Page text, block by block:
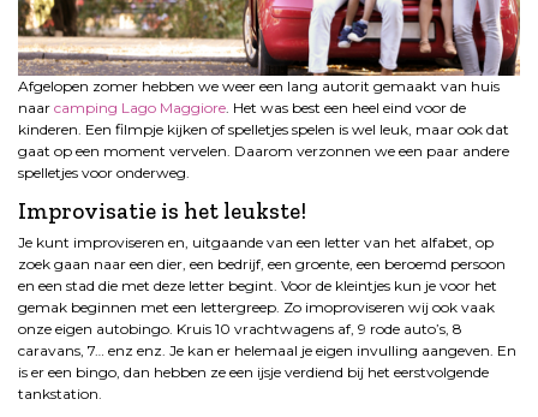
Afgelopen zomer hebben we weer een lang autorit gemaakt van huis
naar camping Lago Maggiore. Het was best een heel eind voor de
kinderen. Een filmpje kijken of spelletjes spelen is wel leuk, maar ook dat
gaat op een moment vervelen. Daarom verzonnen we een paar andere
spelletjes voor onderweg.
Improvisatie is het leukste!
Je kunt improviseren en, uitgaande van een letter van het alfabet, op
zoek gaan naar een dier, een bedrijf, een groente, een beroemd persoon
en een stad die met deze letter begint. Voor de kleintjes kun je voor het
gemak beginnen met een lettergreep. Zo imoproviseren wij ook vaak
onze eigen autobingo. Kruis 10 vrachtwagens af, 9 rode auto’s, 8
caravans, 7… enz enz. Je kan er helemaal je eigen invulling aangeven. En
is er een bingo, dan hebben ze een ijsje verdiend bij het eerstvolgende
tankstation.